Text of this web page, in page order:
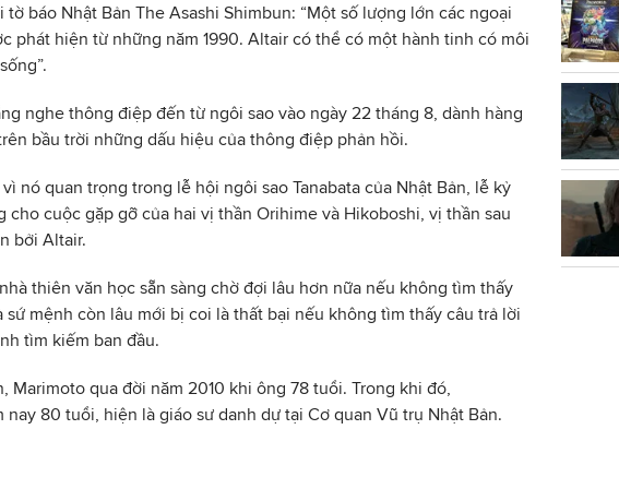
tờ báo Nhật Bản The Asashi Shimbun: “Một số lượng lớn các ngoại
phát hiện từ những năm 1990. Altair có thể có một hành tinh có môi
nghe thông điệp đến từ ngôi sao vào ngày 22 tháng 8, dành hàng
bầu trời những dấu hiệu của thông điệp phản hồi.
nó quan trọng trong lễ hội ngôi sao Tanabata của Nhật Bản, lễ kỷ
cho cuộc gặp gỡ của hai vị thần Orihime và Hikoboshi, vị thần sau
bởi Altair.
thiên văn học sẵn sàng chờ đợi lâu hơn nữa nếu không tìm thấy
sứ mệnh còn lâu mới bị coi là thất bại nếu không tìm thấy câu trả lời
tìm kiếm ban đầu.
Marimoto qua đời năm 2010 khi ông 78 tuổi. Trong khi đó,
nay 80 tuổi, hiện là giáo sư danh dự tại Cơ quan Vũ trụ Nhật Bản.